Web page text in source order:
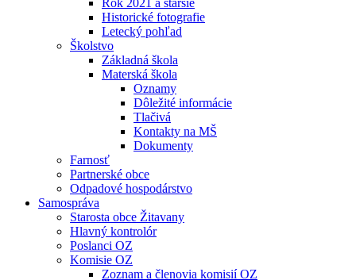
Rok 2021 a staršie
Historické fotografie
Letecký pohľad
Školstvo
Základná škola
Materská škola
Oznamy
Dôležité informácie
Tlačivá
Kontakty na MŠ
Dokumenty
Farnosť
Partnerské obce
Odpadové hospodárstvo
Samospráva
Starosta obce Žitavany
Hlavný kontrolór
Poslanci OZ
Komisie OZ
Zoznam a členovia komisií OZ